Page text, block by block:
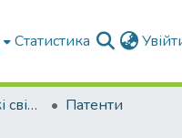
Статистика
Патенти та авторські свідоцтва
Патенти